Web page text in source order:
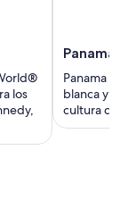
los
Panama
blanca y
cultura